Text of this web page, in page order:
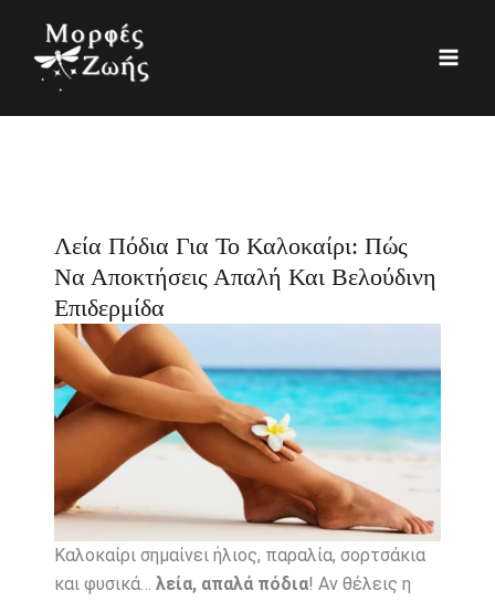
περιεχόμενο
Λεία Πόδια Για Το Καλοκαίρι: Πώς
Να Αποκτήσεις Απαλή Και Βελούδινη
Επιδερμίδα
Καλοκαίρι σημαίνει ήλιος, παραλία, σορτσάκια
και φυσικά… λεία, απαλά πόδια! Αν θέλεις η
α
η
σ
ο